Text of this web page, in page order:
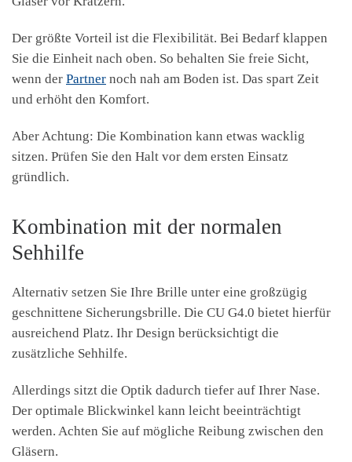
Der größte Vorteil ist die Flexibilität. Bei Bedarf klappen
Sie die Einheit nach oben. So behalten Sie freie Sicht,
wenn der Partner noch nah am Boden ist. Das spart Zeit
und erhöht den Komfort.
Aber Achtung: Die Kombination kann etwas wacklig
sitzen. Prüfen Sie den Halt vor dem ersten Einsatz
gründlich.
Kombination mit der normalen
Sehhilfe
Alternativ setzen Sie Ihre Brille unter eine großzügig
geschnittene Sicherungsbrille. Die CU G4.0 bietet hierfür
ausreichend Platz. Ihr Design berücksichtigt die
zusätzliche Sehhilfe.
Allerdings sitzt die Optik dadurch tiefer auf Ihrer Nase.
Der optimale Blickwinkel kann leicht beeinträchtigt
werden. Achten Sie auf mögliche Reibung zwischen den
Gläsern.